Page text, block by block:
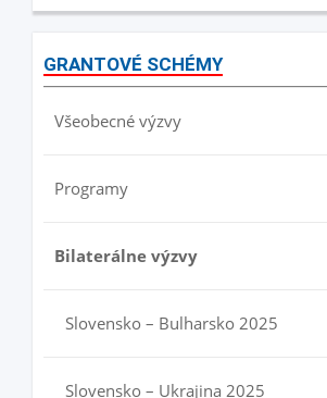
GRANTOVÉ SCHÉMY
Všeobecné výzvy
Programy
Bilaterálne výzvy
Slovensko – Bulharsko 2025
Slovensko – Ukrajina 2025